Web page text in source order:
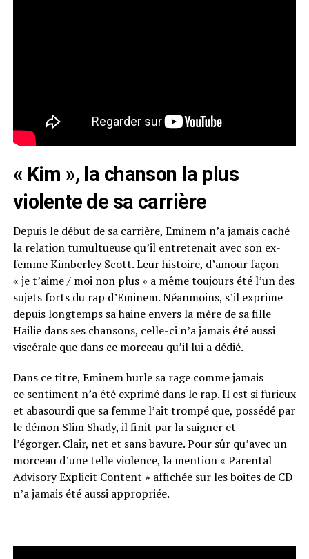
« Kim », la chanson la plus
violente de sa carrière
Depuis le début de sa carrière, Eminem n’a jamais caché
la relation tumultueuse qu’il entretenait avec son ex-
femme Kimberley Scott.Leur histoire, d’amour façon
« je t’aime / moinon plus » a même toujours été l’un des
sujets forts du rap d’Eminem.Néanmoins, s’il exprime
depuis longtemps sa haine enversla mère de sa fille
Hailie dans ses chansons, celle-ci n’a jamais été aussi
viscérale que dans ce morceau qu’il lui a dédié.
Dans ce titre, Eminem hurle sa rage commejamais
cesentiment n’a été exprimé dans le rap.Il est si furieux
et abasourdi que sa femme l’ait trompé que, possédé par
le démon Slim Shady, il finit par la saigner et
l’égorger.Clair, net et sans bavure.Pour sûr qu’avec un
morceau d’une telle violence, la mention « Parental
AdvisoryExplicit Content » affichée sur les boites de CD
n’a jamais été aussi appropriée.